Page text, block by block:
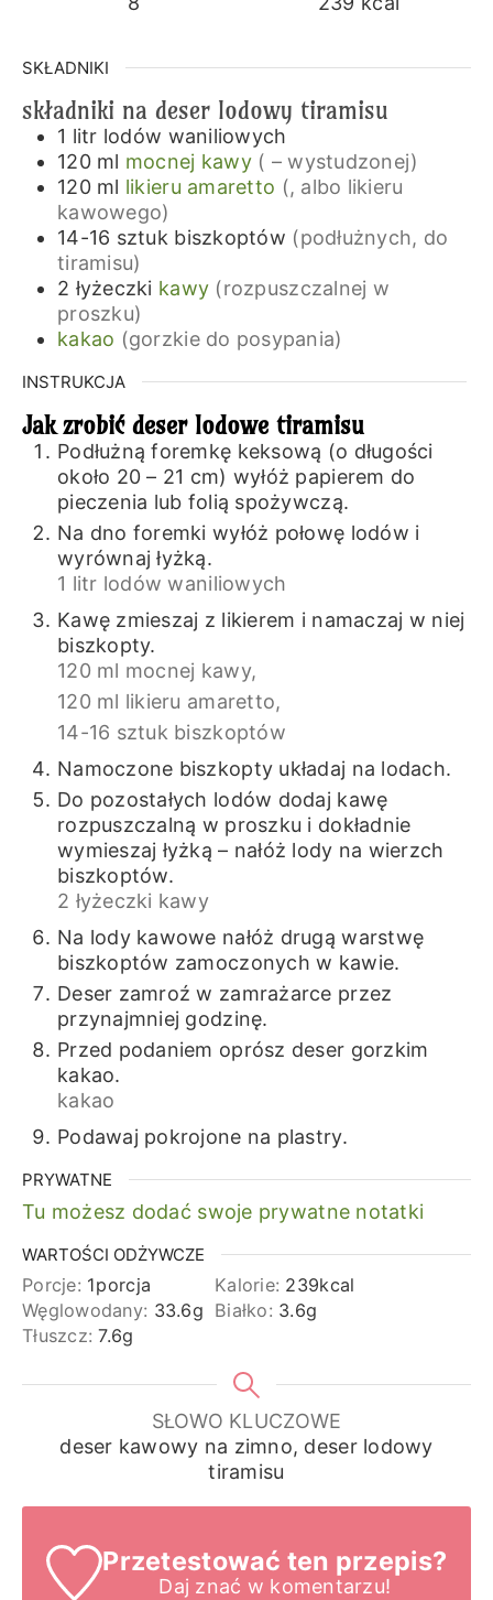
SKŁADNIKI
składniki na deser lodowy tiramisu
1 litr lodów waniliowych
120 ml mocnej kawy ( – wystudzonej)
120 ml likieru amaretto (, albo likieru
kawowego)
14-16 sztuk biszkoptów (podłużnych, do
tiramisu)
2 łyżeczki kawy (rozpuszczalnej w
proszku)
kakao (gorzkie do posypania)
INSTRUKCJA
Jak zrobić deser lodowe tiramisu
Podłużną foremkę keksową (o długości
około 20 – 21 cm) wyłóż papierem do
pieczenia lub folią spożywczą.
Na dno foremki wyłóż połowę lodów i
wyrównaj łyżką.
1 litr lodów waniliowych
Kawę zmieszaj z likierem i namaczaj w niej
biszkopty.
120 ml mocnej kawy,
120 ml likieru amaretto,
14-16 sztuk biszkoptów
Namoczone biszkopty układaj na lodach.
Do pozostałych lodów dodaj kawę
rozpuszczalną w proszku i dokładnie
wymieszaj łyżką – nałóż lody na wierzch
biszkoptów.
2 łyżeczki kawy
Na lody kawowe nałóż drugą warstwę
biszkoptów zamoczonych w kawie.
Deser zamroź w zamrażarce przez
przynajmniej godzinę.
Przed podaniem oprósz deser gorzkim
kakao.
kakao
Podawaj pokrojone na plastry.
PRYWATNE
Tu możesz dodać swoje prywatne notatki
WARTOŚCI ODŻYWCZE
Porcje: 1porcja Kalorie: 239kcal
Węglowodany: 33.6g Białko: 3.6g
Tłuszcz:7.6g
SŁOWO KLUCZOWE
deser kawowy na zimno, deser lodowy
tiramisu
Przetestować ten przepis?
Daj znać w komentarzu!